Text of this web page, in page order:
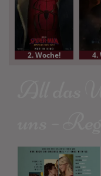
2. Woche! 4.